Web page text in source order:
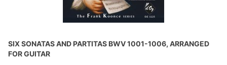
SIX SONATAS AND PARTITAS BWV 1001-1006, ARRANGED
FOR GUITAR